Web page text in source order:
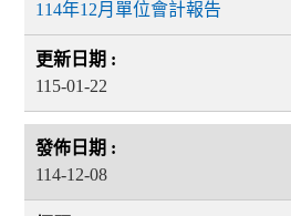
114年12月單位會計報告
115-01-22
114-12-08